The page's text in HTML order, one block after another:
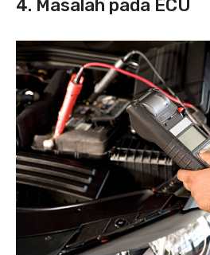
4. Masalah pada ECU